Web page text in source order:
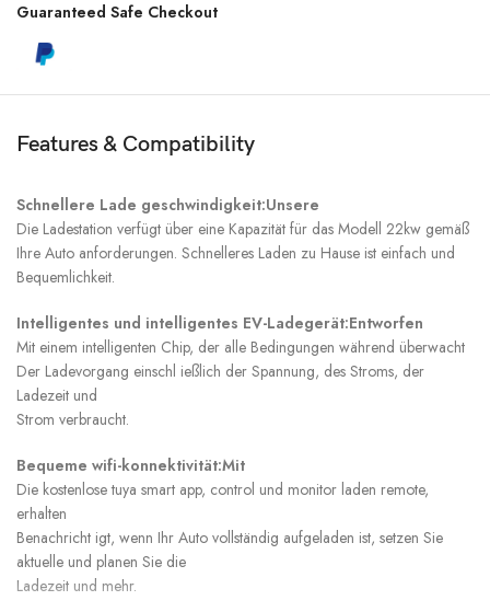
Guaranteed Safe Checkout
Features & Compatibility
Schnellere Lade geschwindigkeit:Unsere
Die Ladestation verfügt über eine Kapazität für das Modell 22kw gemäß
Ihre Auto anforderungen. Schnelleres Laden zu Hause ist einfach und
Bequemlichkeit.
Intelligentes und intelligentes EV-Ladegerät:Entworfen
Mit einem intelligenten Chip, der alle Bedingungen während überwacht
Der Ladevorgang einschl ießlich der Spannung, des Stroms, der
Ladezeit und
Strom verbraucht.
Bequeme wifi-konnektivität:Mit
Die kostenlose tuya smart app, control und monitor laden remote,
erhalten
Benachricht igt, wenn Ihr Auto vollständig aufgeladen ist, setzen Sie
aktuelle und planen Sie die
Ladezeit und mehr.